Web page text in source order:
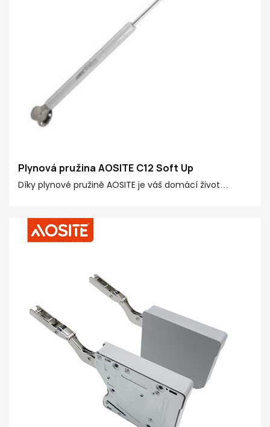
účinně zpomaluje sestup dveří, zabraňuje náhlému
zavření a potenciálním bezpečnostním rizikům a
Plynová pružina AOSITE C12 Soft Up
Díky plynové pružině AOSITE je váš domácí život
vyrobena z prémiové oceli, POM a 20# dokončovací
trubky, poskytuje silnou nosnou sílu 20N-150N, vhodná
usnadňuje otevírání skříněk. Konstrukce hydraulického
pohybu dolů zabraňuje potenciálním bezpečnostním
rizikům. Vyznačuje se speciálně navrženou funkcí
setrvání, která vám umožní zastavit výklopná dvířka v
libovolném úhlu podle vašich potřeb